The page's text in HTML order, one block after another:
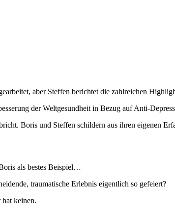
aber Steffen berichtet die zahlreichen
der Weltgesundheit in Bezug auf Anti-
Boris und Steffen schildern aus ihren eigenen
als bestes Beispiel…
traumatische Erlebnis eigentlich so gefeiert?
keinen.